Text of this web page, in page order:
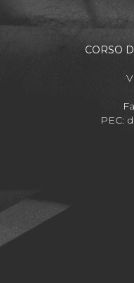
CORSO
PEC: